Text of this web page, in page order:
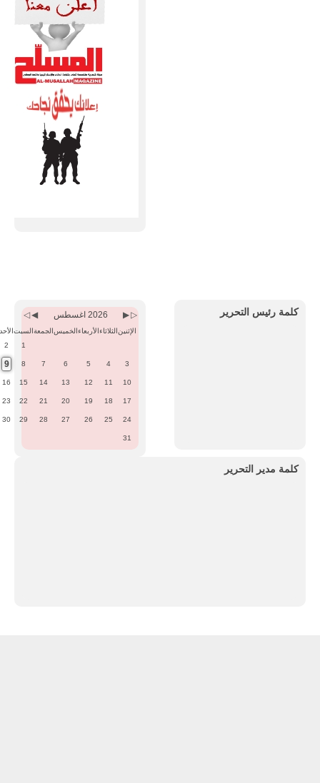
كلمة رئيس التحرير
Month
Year
Month2026 اغسطس
الإثنينالثلاثاءالأربعاءالخميسالجمعةالسبتالأحد
1
2
3
4
5
6
7
8
9
10
11
12
13
14
15
16
17
18
19
20
21
22
23
24
25
26
27
28
29
30
31
كلمة مدير التحرير